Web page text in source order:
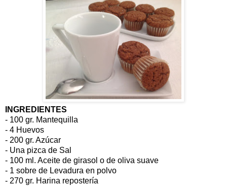
INGREDIENTES
- 100 gr. Mantequilla
- 4 Huevos
- 200 gr. Azúcar
- Una pizca de Sal
- 100 ml. Aceite de girasol o de oliva suave
- 1 sobre de Levadura en polvo
- 270 gr. Harina repostería